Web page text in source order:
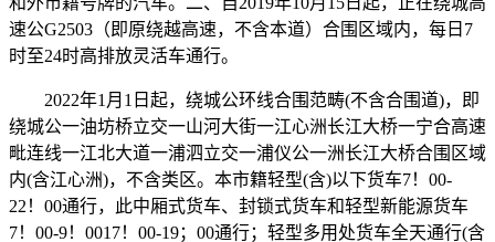
速公G2503（即原绕越高速，不含本道）合围区域内，每日7
时至24时高排放灵活车通行。
2022年1月1日起，绕城公环线合围范畴(不含合围道)，即
绕城公一油坊桥立交一山河大街一江心洲长江大桥一宁合高速
毗连线一江北大道一浦泗立交一浦仪公一洲长江大桥合围区域
内(含江心洲)，不含类区。本市籍轻型(含)以下货车7！00-
22！00通行，此中厢式货车、封锁式货车和轻型新能源货车
7！00-9！0017！00-19；00通行；轻型多用处货车全天通行(含